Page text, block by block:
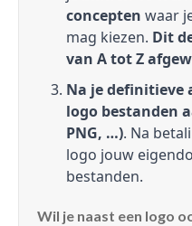
concepten waar
mag kiezen. Dit
van A tot Z
Na je definitieve
logo bestanden
PNG, …). Na
logo jouw
bestanden.
Wil je naast een logo